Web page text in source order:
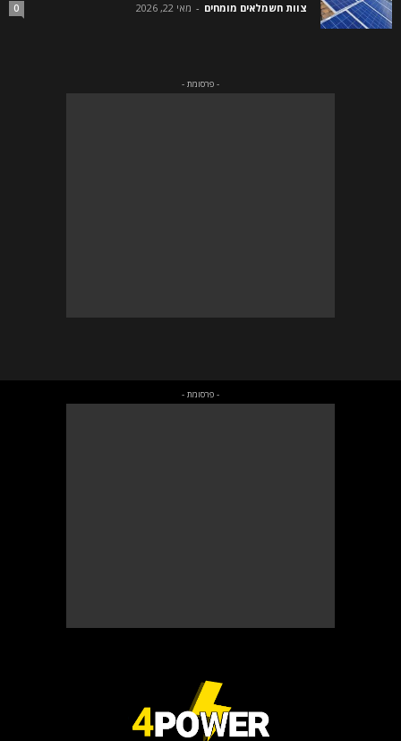
צוות חשמלאים מומחים - מאי 22, 2026 0
- פרסומת -
- פרסומת -